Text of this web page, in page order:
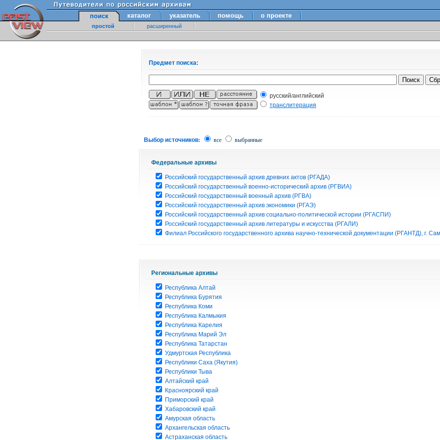
поиск каталог указатель помощь о проекте
простой расширенный
Предмет поиска:
русский/английский
транслитерация
Выбор источников: все выбранные
Федеральные архивы
Российский государственный архив древних актов (РГАДА)
Российский государственный военно-исторический архив (РГВИА)
Российский государственный военный архив (РГВА)
Российский государственный архив экономики (РГАЭ)
Российский государственный архив социально-политической истории (РГАСПИ)
Российский государственный архив литературы и искусства (РГАЛИ)
Филиал Российского государственного архива научно-технической документации (РГАНТД), г.
Региональные архивы
Республика Алтай
Республика Бурятия
Республика Коми
Республика Калмыкия
Республика Карелия
Республика Марий Эл
Республика Татарстан
Удмуртская Республика
Республики Саха (Якутия)
Республики Тыва
Алтайский край
Красноярский край
Приморский край
Хабаровский край
Амурская область
Архангельская область
Астраханская область